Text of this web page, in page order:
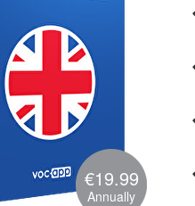
€19.99
Annually